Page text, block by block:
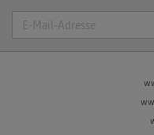
Suche